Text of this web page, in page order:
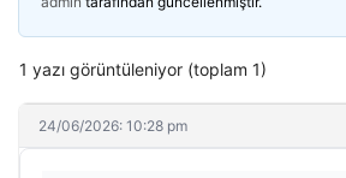
1 yazı görüntüleniyor (toplam 1)
24/06/2026: 10:28 pm